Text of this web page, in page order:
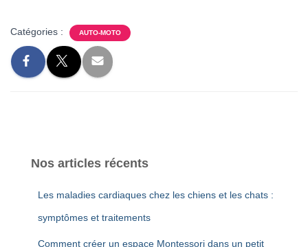
Catégories : AUTO-MOTO
Nos articles récents
Les maladies cardiaques chez les chiens et les chats :
symptômes et traitements
Comment créer un espace Montessori dans un petit